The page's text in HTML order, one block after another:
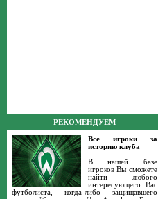
РЕКОМЕНДУЕМ
Все игроки за
историю клуба
В нашей базе
игроков Вы сможете
найти любого
интересующего Вас
футболиста, когда-либо защищавшего